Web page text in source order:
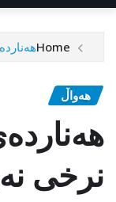
Home
هەواڵ
نرخی